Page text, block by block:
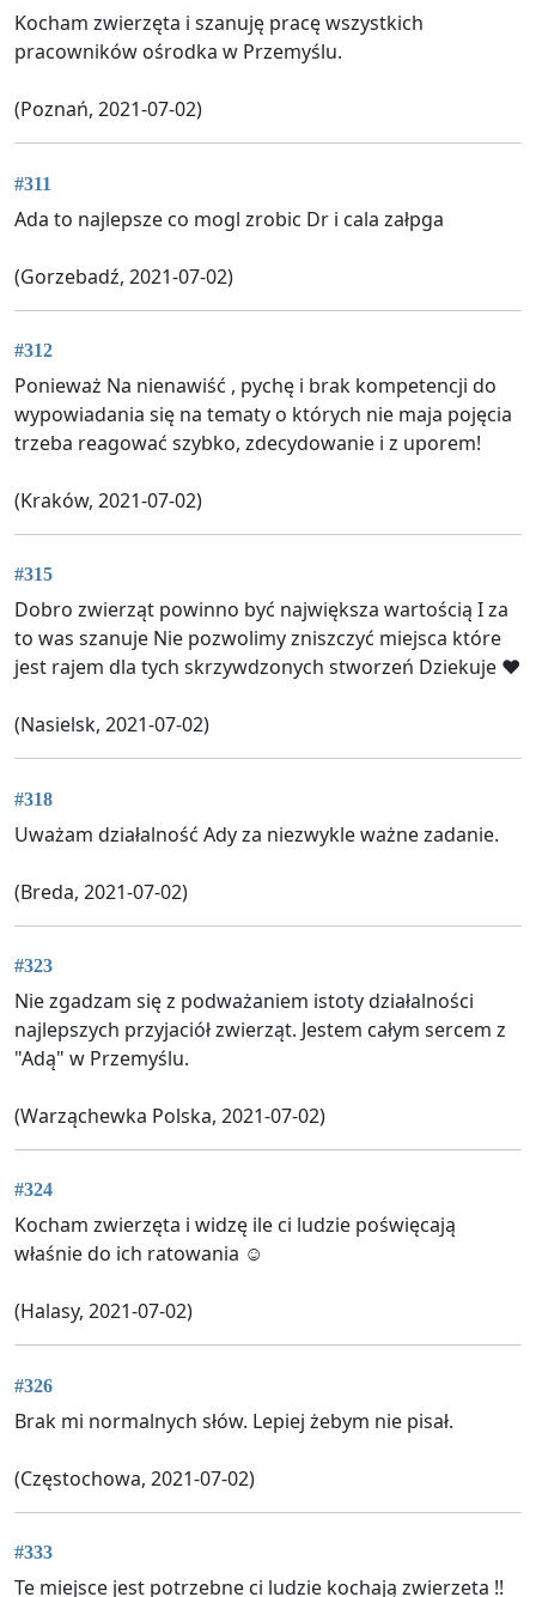
Kocham zwierzęta i szanuję pracę wszystkich
pracowników ośrodka w Przemyślu.
(Poznań, 2021-07-02)
#311
Ada to najlepsze co mogl zrobic Dr i cala załpga
(Gorzebadź, 2021-07-02)
#312
Ponieważ Na nienawiść , pychę i brak kompetencji do
wypowiadania się na tematy o których nie maja pojęcia
trzeba reagować szybko, zdecydowanie i z uporem!
(Kraków, 2021-07-02)
#315
Dobro zwierząt powinno być największa wartością I za
to was szanuje Nie pozwolimy zniszczyć miejsca które
jest rajem dla tych skrzywdzonych stworzeń Dziekuje ❤️
(Nasielsk, 2021-07-02)
#318
Uważam działalność Ady za niezwykle ważne zadanie.
(Breda, 2021-07-02)
#323
Nie zgadzam się z podważaniem istoty działalności
najlepszych przyjaciół zwierząt. Jestem całym sercem z
"Adą" w Przemyślu.
(Warząchewka Polska, 2021-07-02)
#324
Kocham zwierzęta i widzę ile ci ludzie poświęcają
właśnie do ich ratowania ☺️
(Halasy, 2021-07-02)
#326
Brak mi normalnych słów. Lepiej żebym nie pisał.
(Częstochowa, 2021-07-02)
#333
Te miejsce jest potrzebne ci ludzie kochają zwierzeta !!